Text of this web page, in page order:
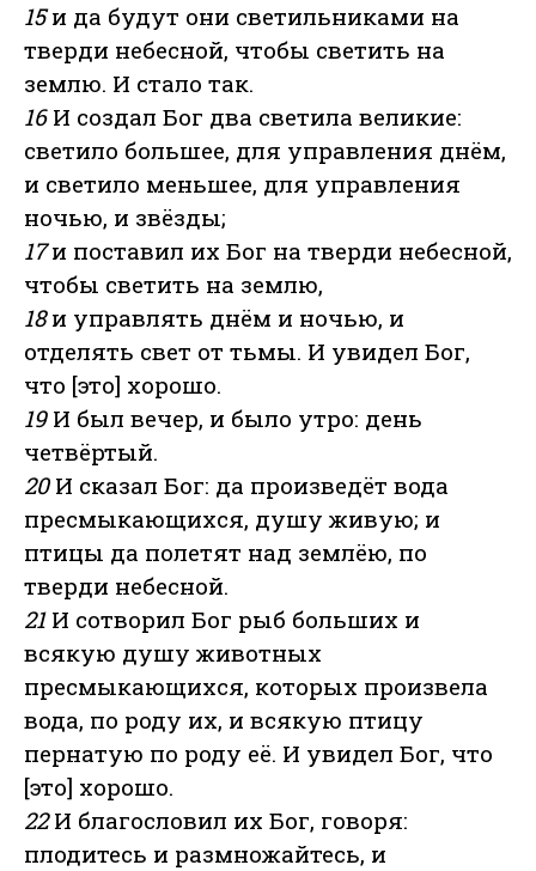
15и да будут они светильниками на
тверди небесной, чтобы светить на
землю. И стало так.
16И создал Бог два светила великие:
светило большее, для управления днём,
и светило меньшее, для управления
ночью, и звёзды;
17и поставил их Бог на тверди небесной,
чтобы светить на землю,
18и управлять днём и ночью, и
отделять свет от тьмы. И увидел Бог,
что [это] хорошо.
19И был вечер, и было утро: день
четвёртый.
20И сказал Бог: да произведёт вода
пресмыкающихся, душу живую; и
птицы да полетят над землёю, по
тверди небесной.
21И сотворил Бог рыб больших и
всякую душу животных
пресмыкающихся, которых произвела
вода, по роду их, и всякую птицу
пернатую по роду её. И увидел Бог, что
[это] хорошо.
22И благословил их Бог, говоря:
плодитесь и размножайтесь, и